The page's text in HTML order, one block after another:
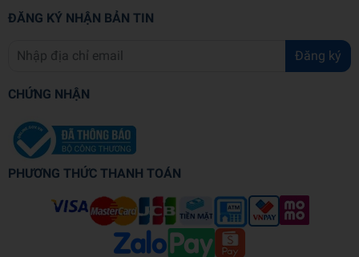
ĐĂNG KÝ NHẬN BẢN TIN
Đăng ký
CHỨNG NHẬN
PHƯƠNG THỨC THANH TOÁN